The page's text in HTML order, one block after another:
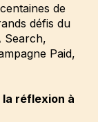
de
défis du
Search,
Paid,
la réflexion à